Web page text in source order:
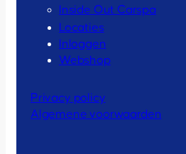
Inside Out Carspa
Locaties
Inloggen
Webshop
Privacy policy
Algemene voorwaarden